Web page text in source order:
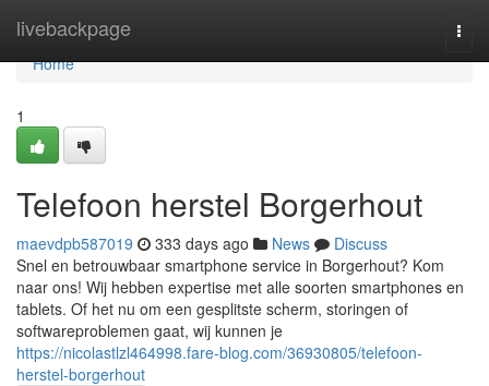
livebackpage
Home
Home
1
Telefoon herstel Borgerhout
maevdpb587019 333 days ago News
Discuss
Snel en betrouwbaar smartphone service in Borgerhout? Kom
naar ons! Wij hebben expertise met alle soorten smartphones en
tablets. Of het nu om een gesplitste scherm, storingen of
softwareproblemen gaat, wij kunnen je
https://nicolastlzl464998.fare-blog.com/36930805/telefoon-
herstel-borgerhout